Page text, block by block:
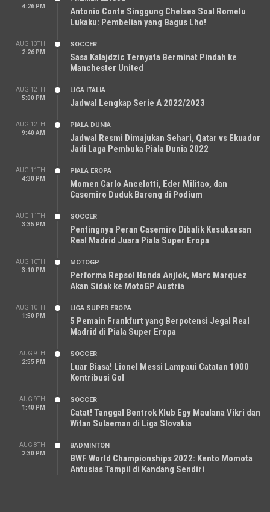
4:26 PM
Antonio Conte Singgung Chelsea Soal Romelu
Lukaku: Pembelian yang Bagus Lho!
AUG 13TH
2:26 PM
SOCCER
Sasa Kalajdzic Ternyata Berminat Pindah ke
Manchester United
AUG 12TH
5:00 PM
LIGA ITALIA
Jadwal Lengkap Serie A 2022/2023
AUG 12TH
9:40 AM
PIALA DUNIA
Jadwal Resmi Dimajukan Sehari, Qatar vs Ekuador
Jadi Laga Pembuka Piala Dunia 2022
AUG 11TH
4:30 PM
PIALA EROPA
Momen Carlo Ancelotti, Eder Militao, dan
Casemiro Duduk Bareng di Podium
AUG 11TH
3:35 PM
SOCCER
Pentingnya Peran Casemiro Dibalik Kesuksesan
Real Madrid Juara Piala Super Eropa
AUG 10TH
3:10 PM
MOTOGP
Performa Repsol Honda Anjlok, Marc Marquez
Akan Sidak ke MotoGP Austria
AUG 10TH
1:50 PM
LIGA SUPER EROPA
5 Pemain Frankfurt yang Berpotensi Jegal Real
Madrid di Piala Super Eropa
AUG 9TH
2:55 PM
SOCCER
Luar Biasa! Lionel Messi Lampaui Catatan 1000
Kontribusi Gol
AUG 9TH
1:40 PM
SOCCER
Catat! Tanggal Bentrok Klub Egy Maulana Vikri dan
Witan Sulaeman di Liga Slovakia
AUG 8TH
2:30 PM
BADMINTON
BWF World Championships 2022: Kento Momota
Antusias Tampil di Kandang Sendiri